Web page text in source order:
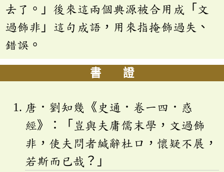
去了。」後來這兩個典源被合用成「文
過飾非」這句成語，用來指掩飾過失、
錯誤。
書 證
唐．劉知幾《史通．卷一四．惑
經》：「豈與夫庸儒末學，文過飾
非，使夫問者緘辭杜口，懷疑不展，
若斯而已哉？」